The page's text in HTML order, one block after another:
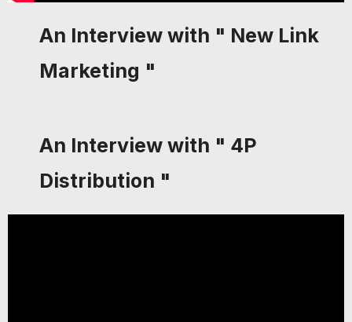
An Interview with " New Link
Marketing "
An Interview with " 4P
Distribution "